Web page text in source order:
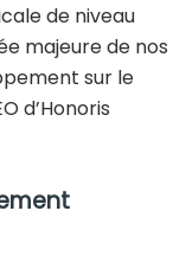
de niveau
majeure de nos
sur le
d’Honoris